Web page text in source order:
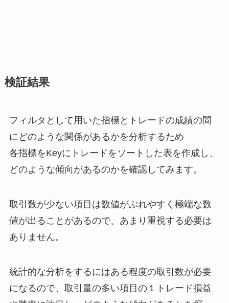
検証結果
フィルタとして用いた指標とトレードの成績の間
にどのような関係があるかを分析するため
各指標をKeyにトレードをソートした表を作成し、
どのような傾向があるのかを確認してみます。
取引数が少ない項目は数値がぶれやすく極端な数
値が出ることがあるので、あまり重視する必要は
ありません。
統計的な分析をするにはある程度の取引数が必要
になるので、取引量の多い項目の１トレード損益